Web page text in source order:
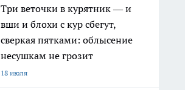
Три веточки в курятник — и
вши и блохи с кур сбегут,
сверкая пятками: облысение
несушкам не грозит
18 июля